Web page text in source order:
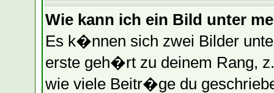
Wie kann ich ein Bild unter
Es k�nnen sich zwei Bilder
erste geh�rt zu deinem Rang,
wie viele Beitr�ge du